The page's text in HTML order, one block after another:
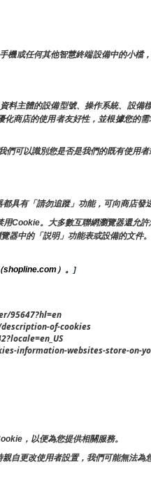
或任何其他智慧終端設備中的小
料主體的設備型號、操作系統、設
商店的使用者友好性，並根據您的
可以識別您是否是我們的既有使用
具有「請勿追蹤」功能，可向商店發
Cookie。大多數互聯網瀏覽器還
器中的「説明」功能表或設備的文件。
shopline.com）。 ]
95647?hl=en
of-cookies
information-websites-store-on-
，以便為您提供相關服務。
自更改使用者設置，我們可能無法為